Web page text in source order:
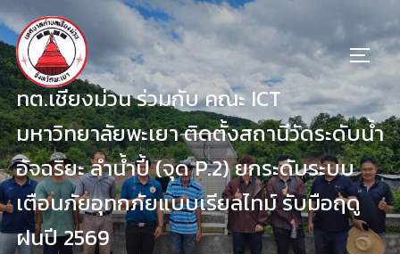
ทต.เชียงม่วน ร่วมกับ คณะ ICT
มหาวิทยาลัยพะเยา ติดตั้งสถานีวัดระดับน้ำ
อัจฉริยะ ลำน้ำปี้ (จุด P.2) ยกระดับระบบ
เตือนภัยอุทกภัยแบบเรียลไทม์ รับมือฤดู
ฝนปี 2569